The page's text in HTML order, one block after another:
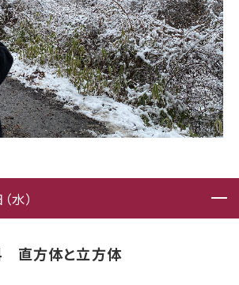
水）
直方体と立方体